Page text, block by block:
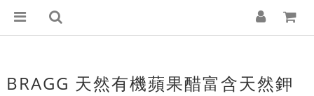
BRAGG 天然有機蘋果醋富含天然鉀